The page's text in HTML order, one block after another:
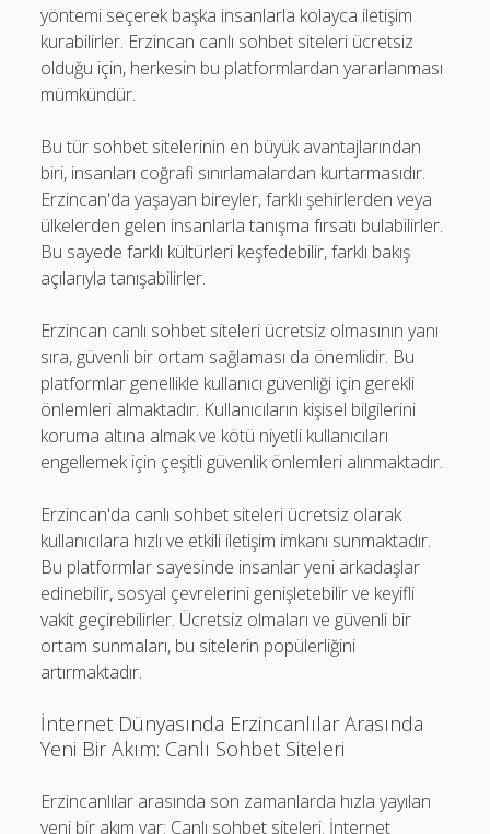
yöntemi seçerek başka insanlarla kolayca iletişim
kurabilirler. Erzincan canlı sohbet siteleri ücretsiz
olduğu için, herkesin bu platformlardan yararlanması
mümkündür.
Bu tür sohbet sitelerinin en büyük avantajlarından
biri, insanları coğrafi sınırlamalardan kurtarmasıdır.
Erzincan'da yaşayan bireyler, farklı şehirlerden veya
ülkelerden gelen insanlarla tanışma fırsatı bulabilirler.
Bu sayede farklı kültürleri keşfedebilir, farklı bakış
açılarıyla tanışabilirler.
Erzincan canlı sohbet siteleri ücretsiz olmasının yanı
sıra, güvenli bir ortam sağlaması da önemlidir. Bu
platformlar genellikle kullanıcı güvenliği için gerekli
önlemleri almaktadır. Kullanıcıların kişisel bilgilerini
koruma altına almak ve kötü niyetli kullanıcıları
engellemek için çeşitli güvenlik önlemleri alınmaktadır.
Erzincan'da canlı sohbet siteleri ücretsiz olarak
kullanıcılara hızlı ve etkili iletişim imkanı sunmaktadır.
Bu platformlar sayesinde insanlar yeni arkadaşlar
edinebilir, sosyal çevrelerini genişletebilir ve keyifli
vakit geçirebilirler. Ücretsiz olmaları ve güvenli bir
ortam sunmaları, bu sitelerin popülerliğini
artırmaktadır.
İnternet Dünyasında Erzincanlılar Arasında
Yeni Bir Akım: Canlı Sohbet Siteleri
Erzincanlılar arasında son zamanlarda hızla yayılan
yeni bir akım var: Canlı sohbet siteleri. İnternet